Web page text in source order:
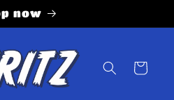
now
Carrello